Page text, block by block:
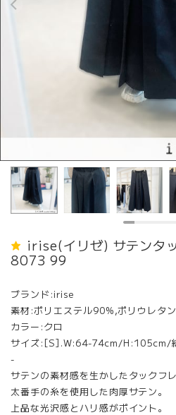
irise(イリゼ) サテンタ
8073 99
ブランド:irise
素材:ポリエステル90%,ポリウレタ
カラー:クロ
サイズ:[S].W:64-74cm/H:105cm/
-
サテンの素材感を生かしたタックフ
太番手の糸を使用した肉厚サテン。
上品な光沢感とハリ感がポイント。